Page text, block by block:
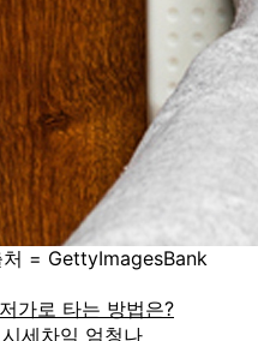
= GettyImagesBank